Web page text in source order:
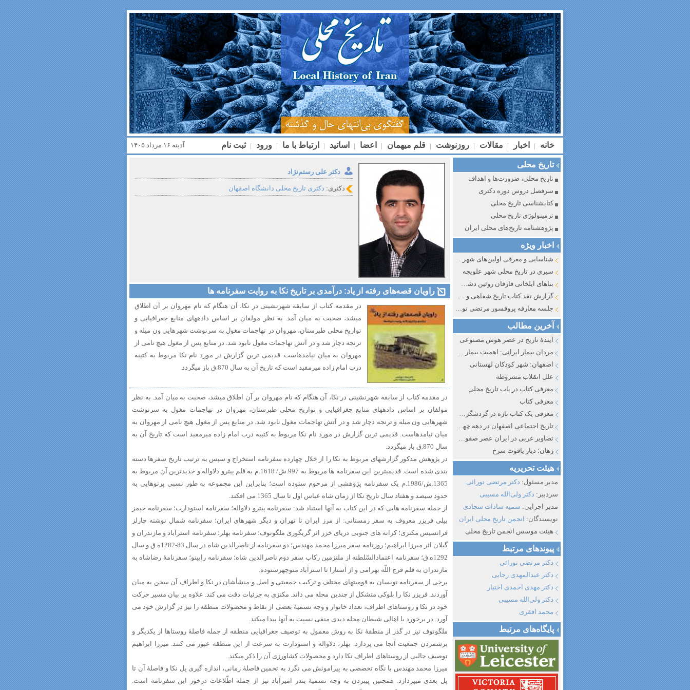
خانه | اخبار | مقالات | روزنوشت | قلم میهمان | اعضا | اساتید | ارتباط با ما | ورود | ثبت نام آدینه ۱۶ مرداد ۱۴۰۵
تاریخ محلی
تاریخ محلی، ضرورت‌ها و اهداف
سرفصل دروس دوره دکتری
کتابشناسی تاریخ محلی
ترمینولوژی تاریخ محلی
پژوهشنامه تاریخ‌های محلی ایران
اخبار ویژه
شناسایی و معرفی اولین‌های شهر مشهد
سیری در تاریخ محلی شهر علویجه
بناهای ایلخانی فارفان روئین دشت اصفهان
گزارش نقد کتاب تاریخ شفاهی و جایگاه آن در تاریخ نگاری معاصر ایران ۱۳۸۵-۱۳۵۸
جلسه معارفه پروفسور مرتضی نورائی در دپارتمان شرق‌شناسی دانشگاه صوفیا، بلغارستان
آخرین مطالب
آیندهٔ تاریخ در عصر هوش مصنوعی
مردان بیمار ایرانی: اهمیت بیماری به عنوان عاملی در تفسیر تاریخ سیاسی ایران جدید
اصفهان: شهر کودکان لهستانی
علل انقلاب مشروطه
معرفی کتاب در باب تاریخ محلی
معرفی کتاب
معرفی یک کتاب تازه در گردشگری اصفهان
تاریخ اجتماعی اصفهان در دهه چهل و پنجاه از نگاه طنز نوروز جمشاد
تصاویر غربی در ایران عصر صفوی و قاجار
زهان؛ دیار یاقوت سرخ
هیئت تحریریه
مدیر مسئول: دکتر مرتضی نورائی
سردبیر: دکتر ولی‌الله مسیبی
مدیر اجرایی: سمیه سادات سجادی
نویسندگان: انجمن تاریخ محلی ایران
هیئت موسس انجمن تاریخ محلی
پیوند‌های مرتبط
دکتر مرتضی نورائی
دکتر عبدالمهدی رجایی
دکتر مهدی احمدی اختیار
دکتر ولی‌الله مسیبی
محمد افقری
پایگاه‌های مرتبط
دکتر علی رستم‌نژاد
دکتری: دکتری تاریخ محلی دانشگاه اصفهان
راویان قصه‌های رفته از یاد: درآمدی بر تاریخ نکا به روایت سفرنامه ‏ها
در مقدمه کتاب از سابقه شهرنشینی در نکا، آن هنگام که نام مهروان بر آن اطلاق
می‎شد، صحبت به میان آمد. به نظر مولفان بر اساس داده‎های منابع جغرافیایی و
تواریخ محلی طبرستان، مهروان در تهاجمات مغول به سرنوشت شهرهایی ون میله و
ترنجه دچار شد و در آتش تهاجمات مغول نابود شد. در منابع پس از مغول هیچ نامی از
مهروان به میان نیامده‎است. قدیمی ترین گزارش در مورد نام نکا مربوط به کتیبه
درب امام زاده میرمفید است که تاریخ آن به سال 870.ق باز می‏گردد.
در مقدمه کتاب از سابقه شهرنشینی در نکا، آن هنگام که نام مهروان بر آن اطلاق می‎شد، صحبت به میان آمد. به نظر
مولفان بر اساس داده‎های منابع جغرافیایی و تواریخ محلی طبرستان، مهروان در تهاجمات مغول به سرنوشت
شهرهایی ون میله و ترنجه دچار شد و در آتش تهاجمات مغول نابود شد. در منابع پس از مغول هیچ نامی از مهروان به
میان نیامده‎است. قدیمی ترین گزارش در مورد نام نکا مربوط به کتیبه درب امام زاده میرمفید است که تاریخ آن به
سال 870.ق باز می‏گردد.
در پژوهش مذکور گزارش‏های مربوط به نکا را از خلال چهارده سفرنامه‏ استخراج و سپس به ترتیب تاریخ سفرها دسته‏
بندی شده‏ است.‏ قدیمی‏ترین این سفرنامه ‏ها مربوط به 997.ش/ 1618.م به قلم پیترو دلاواله و جدید‏ترین آن مربوط به
1365.ش/1986.م یک سفرنامه پژوهشی از مرحوم ستوده است؛ بنابراین این مجموعه به طور نسبی پرتوهایی به
حدود سیصد و هفتاد سال تاریخ نکا از زمان شاه عباس اول تا سال 1365 می‏ افکند.
از جمله سفرنامه‏ هایی که در این کتاب به آن‏ها استناد شد: سفرنامه پیترو دلاواله؛ سفرنامه استودارت؛ سفرنامه جیمز
بیلی فریزر معروف به سفر زمستانی: از مرز ایران تا تهران و دیگر شهرهای ایران؛ سفرنامه شمال نوشته چارلز
فرانسیس مکنزی؛ کرانه‏ های جنوبی دریای خزر اثر گریگوری ملگونوف؛ سفرنامه بهلر؛ سفرنامه استرآباد و مازندران و
گیلان اثر میرزا ابراهیم؛ روزنامه سفر میرزا محمد مهندس؛ دو سفرنامه از ناصرالدین شاه در سال 83-1282ه.ق و سال
1292ه.ق؛ سفرنامه اعتمادالسّلطنه از ملتزمین رکاب سفر دوم ناصرالدین‏ شاه؛ سفرنامه رابینو؛ سفرنامۀ رضاشاه به
مازندران به قلم فرج‏ اللّه بهرامی و از آستارا تا استرآباد منوچهرستوده.
برخی از سفرنامه ‏نویسان به قومیت‏های مختلف و ترکیب جمعیتی و اصل و منشأشان در نکا و اطراف آن سخن به میان
آوردند. فریزر نکا را بلوکی متشکل از چندین محله می‏ داند. مکنزی به جزئیات دقت می‏ کند. علاوه بر بیان مسیر حرکت
خود در نکا و روستاهای اطراف، تعداد خانوار و وجه تسمیۀ بعضی از نقاط و محصولات منطقه را نیز در گزارش خود می‏
آورد. در برخورد با اهالی شیطان‏ محله دیدی منفی نسبت به آن‏ها پیدا می‏کند.
ملگونوف نیز در گذر از منطقۀ نکا به روش معمول به توصیف جغرافیایی منطقه از جمله فاصلۀ روستاها از یکدیگر و
برشمردن جمعیت آن‏جا می‏ پردازد. بهلر، دلاواله و استودارت به سرعت از این منطقه عبور می‏ کنند. میرزا ابراهیم
توصیف جالبی از روستاهای اطراف نکا دارد و محصولات کشاورزی آن را ذکر می‏کند.
میرزا محمد مهندس با نگاه تخصصی به پیرامونش می‏ نگرد به تخمین فاصلۀ زمانی، اندازه‏ گیری پل نکا و فاصلۀ آن تا
پل بعدی می‎‏پردازد. همچنین پی‏بردن به وجه تسمیۀ بندر امیرآباد نیز از جمله اطّلاعات درخور این سفرنامه است.